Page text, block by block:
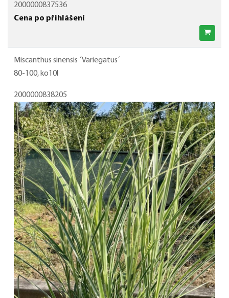
2000000837536
Cena po přihlášení
Miscanthus sinensis ´Variegatus´
80-100, ko10l
2000000838205